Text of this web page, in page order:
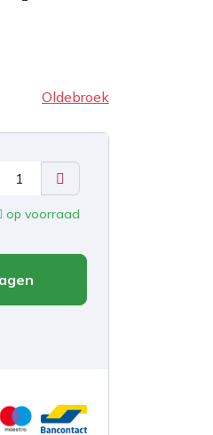
Oldebroek
op voorraad